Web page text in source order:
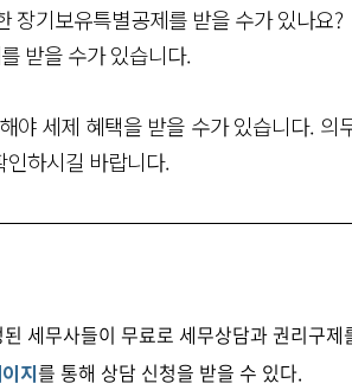
장기보유특별공제를 받을 수가 있나요?
받을 수가 있습니다.
세제 혜택을 받을 수가 있습니다. 의
인하시길 바랍니다.
세무사들이 무료로 세무상담과 권리구제
지를 통해 상담 신청을 받을 수 있다.